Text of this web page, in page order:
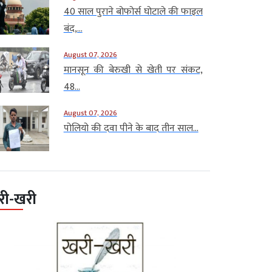
40 साल पुराने बोफोर्स घोटाले की फाइल
बंद,...
August 07, 2026
मानसून की बेरुखी से खेती पर संकट,
48...
August 07, 2026
पोलियो की दवा पीने के बाद तीन साल...
खरी